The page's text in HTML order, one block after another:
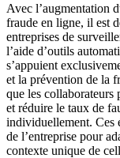
Avec l’augmentation
fraude en ligne, il est
entreprises de
l’aide d’outils
s’appuient
et la prévention de la
que les collaborateurs
et réduire le taux de
individuellement. Ces
de l’entreprise pour
contexte unique de